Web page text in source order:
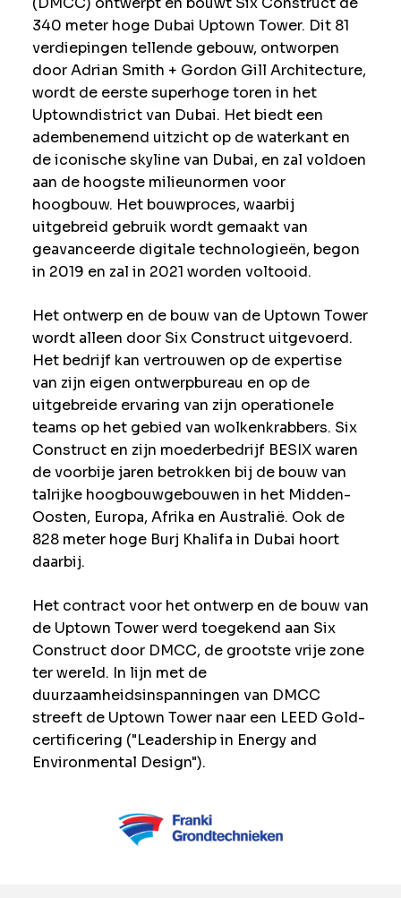
340 meter hoge Dubai Uptown Tower. Dit 81
verdiepingen tellende gebouw, ontworpen
door Adrian Smith + Gordon Gill Architecture,
wordt de eerste superhoge toren in het
Uptowndistrict van Dubai. Het biedt een
adembenemend uitzicht op de waterkant en
de iconische skyline van Dubai, en zal voldoen
aan de hoogste milieunormen voor
hoogbouw. Het bouwproces, waarbij
uitgebreid gebruik wordt gemaakt van
geavanceerde digitale technologieën, begon
in 2019 en zal in 2021 worden voltooid.
Het ontwerp en de bouw van de Uptown Tower
wordt alleen door Six Construct uitgevoerd.
Het bedrijf kan vertrouwen op de expertise
van zijn eigen ontwerpbureau en op de
uitgebreide ervaring van zijn operationele
teams op het gebied van wolkenkrabbers. Six
Construct en zijn moederbedrijf BESIX waren
de voorbije jaren betrokken bij de bouw van
talrijke hoogbouwgebouwen in het Midden-
Oosten, Europa, Afrika en Australië. Ook de
828 meter hoge Burj Khalifa in Dubai hoort
daarbij.
Het contract voor het ontwerp en de bouw van
de Uptown Tower werd toegekend aan Six
Construct door DMCC, de grootste vrije zone
ter wereld. In lijn met de
duurzaamheidsinspanningen van DMCC
streeft de Uptown Tower naar een LEED Gold-
certificering ("Leadership in Energy and
Environmental Design").